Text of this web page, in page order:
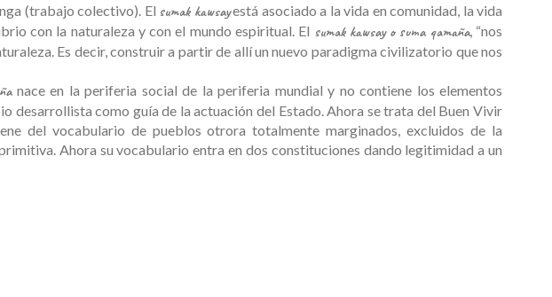
(trabajo colectivo). El sumak kawsayestá asociado a la vida en comunidad, la vida
con la naturaleza y con el mundo espiritual. El sumak kawsay o suma qamaña, “nos
Es decir, construir a partir de allí un nuevo paradigma civilizatorio que nos
nace en la periferia social de la periferia mundial y no contiene los elementos
desarrollista como guía de la actuación del Estado. Ahora se trata del Buen Vivir
del vocabulario de pueblos otrora totalmente marginados, excluidos de la
Ahora su vocabulario entra en dos constituciones dando legitimidad a un